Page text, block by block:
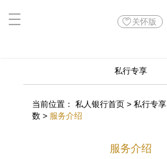
关怀版
私行专享
当前位置：私人银行首页 >私行专享
数 > 服务介绍
服务介绍